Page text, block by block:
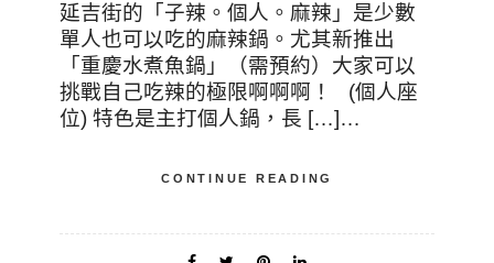
延吉街的「子辣。個人。麻辣」是少數
單人也可以吃的麻辣鍋。尤其新推出
「重慶水煮魚鍋」（需預約）大家可以
挑戰自己吃辣的極限啊啊啊！ (個人座
位) 特色是主打個人鍋，長 […]…
CONTINUE READING